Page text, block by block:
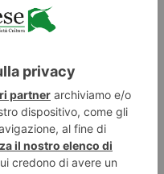
per la ricerca
Candiolo